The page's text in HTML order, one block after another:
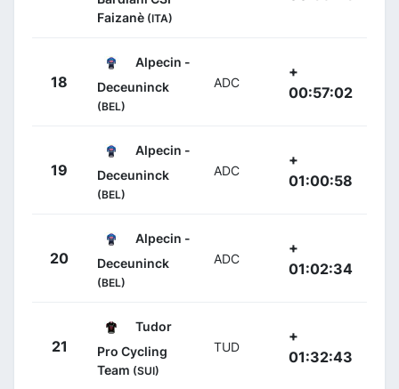
Faizanè (ITA)
18
Alpecin -
Deceuninck
(BEL)
ADC
+
00:57:02
19
Alpecin -
Deceuninck
(BEL)
ADC
+
01:00:58
20
Alpecin -
Deceuninck
(BEL)
ADC
+
01:02:34
21
Tudor
Pro Cycling
Team (SUI)
TUD
+
01:32:43